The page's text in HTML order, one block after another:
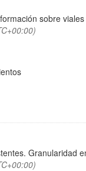
sobre
Granularidad